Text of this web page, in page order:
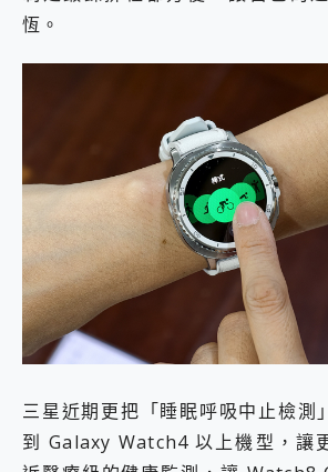
恆。
三星近期更把「睡眠呼吸中止檢測
到 Galaxy Watch4 以上機型，讓